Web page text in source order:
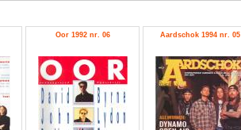
Oor 1992 nr. 06 Aardschok 1994 nr. 05